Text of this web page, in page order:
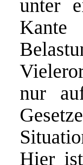
unter
nur
Hier